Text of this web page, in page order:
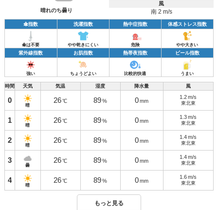
晴れのち曇り
風
南 2 m/s
傘指数 洗濯指数 熱中症指数 体感ストレス指数
傘は不要 やや乾きにくい 危険 やや大きい
紫外線指数 お肌指数 熱帯夜指数 ビール指数
強い ちょうどよい 比較的快適 うまい
時間 天気 気温 湿度 降水量 風
0
晴
26 ℃ 89 % 0 mm
1.2 m/s
東北東
1
晴
26 ℃ 89 % 0 mm
1.3 m/s
東北東
2
晴
26 ℃ 89 % 0 mm
1.4 m/s
東北東
3
曇
26 ℃ 89 % 0 mm
1.4 m/s
東北東
4
晴
26 ℃ 89 % 0 mm
1.6 m/s
東北東
もっと見る